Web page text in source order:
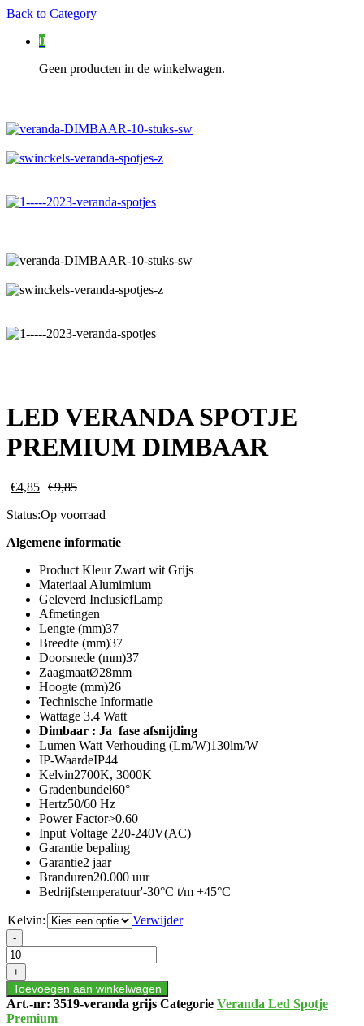
Back to Category
0
Geen producten in de winkelwagen.
LED VERANDA SPOTJE
PREMIUM DIMBAAR
€4,85 €9,85
Status:Op voorraad
Algemene informatie
Product Kleur Zwart wit Grijs
Materiaal Alumimium
Geleverd InclusiefLamp
Afmetingen
Lengte (mm)37
Breedte (mm)37
Doorsnede (mm)37
ZaagmaatØ28mm
Hoogte (mm)26
Technische Informatie
Wattage 3.4 Watt
Dimbaar : Ja fase afsnijding
Lumen Watt Verhouding (Lm/W)130lm/W
IP-WaardeIP44
Kelvin2700K, 3000K
Gradenbundel60°
Hertz50/60 Hz
Power Factor>0.60
Input Voltage 220-240V(AC)
Garantie bepaling
Garantie2 jaar
Branduren20.000 uur
Bedrijfstemperatuur'-30°C t/m +45°C
Kelvin:
Verwijder
LED
VERANDA
SPOTJE
PREMIUM
DIMBAAR
aantal
-
+
Toevoegen aan winkelwagen
Art.-nr: 3519-veranda grijs Categorie Veranda Led Spotje
Premium